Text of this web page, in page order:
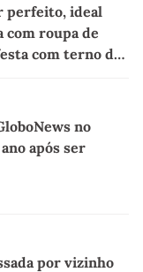
perfeito, ideal
com roupa de
com terno de
no
após ser
por vizinho